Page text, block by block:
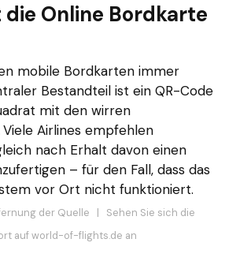
die Online Bordkarte
mobile Bordkarten immer
Bestandteil ist ein QR-Code
mit den wirren
Airlines empfehlen
nach Erhalt davon einen
– für den Fall, dass das
vor Ort nicht funktioniert.
der Quelle | Sehen Sie sich die
auf world-of-flights.de an